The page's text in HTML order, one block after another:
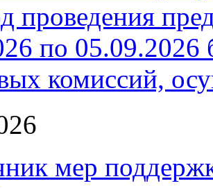
проведения
по 05.09.2026
комиссий,
мер